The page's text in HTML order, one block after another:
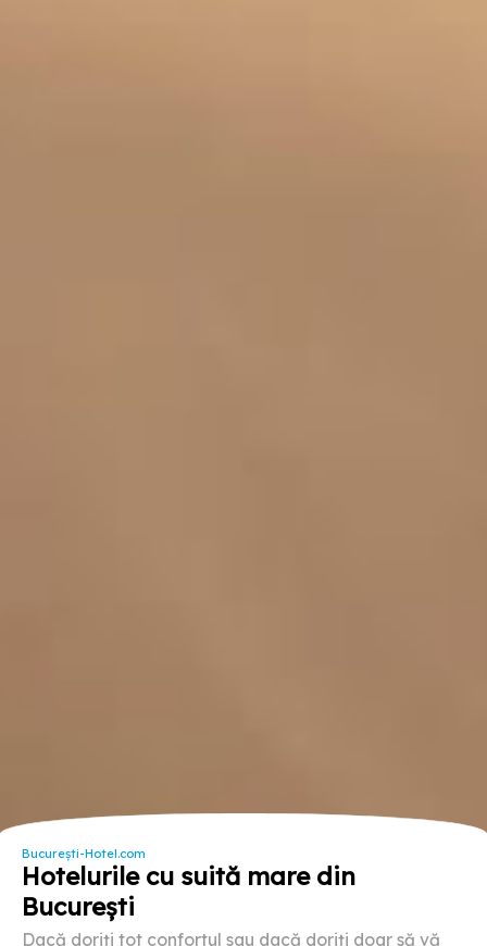
București-Hotel.com
Hotelurile cu suită mare din
București
Dacă doriți tot confortul sau dacă doriți doar să vă